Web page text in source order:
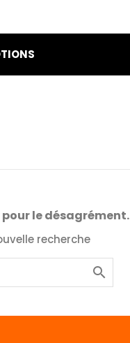
le désagrément.
recherche
